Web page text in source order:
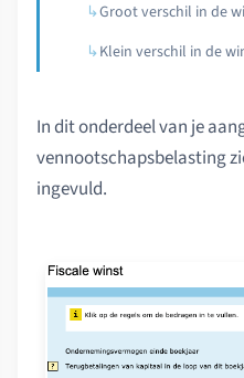
Groot verschil in de
Klein verschil in de
In dit onderdeel van je
vennootschapsbelasting
ingevuld.